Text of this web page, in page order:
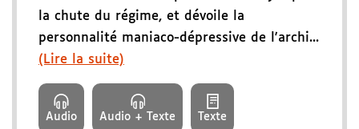
la chute du régime, et dévoile la
personnalité maniaco-dépressive de l'archi...
(Lire la suite)
Audio Audio + Texte Texte